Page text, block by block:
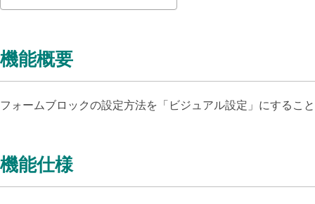
機能概要
フォームブロックの設定方法を「ビジュアル設定」にするこ
機能仕様